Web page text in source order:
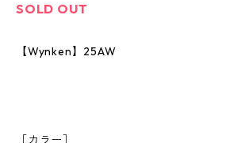
SOLD OUT
【Wynken】25AW
［カラー］